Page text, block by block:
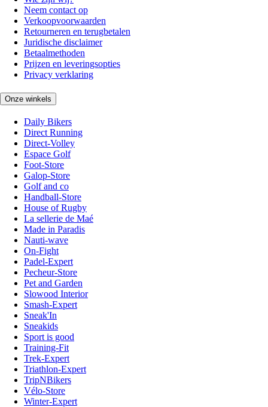
Neem contact op
Verkoopvoorwaarden
Retourneren en terugbetalen
Juridische disclaimer
Betaalmethoden
Prijzen en leveringsopties
Privacy verklaring
Onze winkels
Daily Bikers
Direct Running
Direct-Volley
Espace Golf
Foot-Store
Galop-Store
Golf and co
Handball-Store
House of Rugby
La sellerie de Maé
Made in Paradis
Nauti-wave
On-Fight
Padel-Expert
Pecheur-Store
Pet and Garden
Slowood Interior
Smash-Expert
Sneak'In
Sneakids
Sport is good
Training-Fit
Trek-Expert
Triathlon-Expert
TripNBikers
Vélo-Store
Winter-Expert